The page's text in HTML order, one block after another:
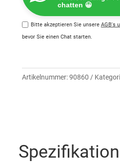
chatten 😀
Bitte akzeptieren Sie unsere AGB's
bevor Sie einen Chat starten.
Artikelnummer:90860